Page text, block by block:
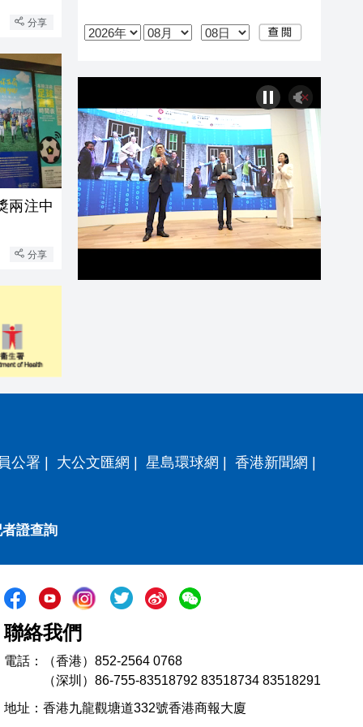
分享
兩注中
分享
公署 大公文匯網 星島環球網 香港新聞網
證查詢
聯絡我們
電話：（香港）852-2564 0768
（深圳）86-755-83518792 83518734 83518291
地址：香港九龍觀塘道332號香港商報大廈